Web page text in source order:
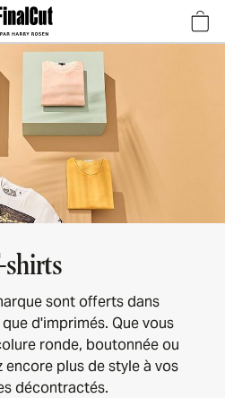
shirts
sont offerts dans
d'imprimés. Que vous
ronde, boutonnée ou
encore plus de style à vos
décontractés.